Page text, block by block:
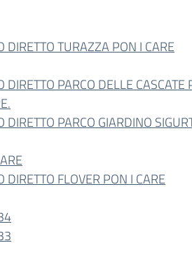
TURAZZA PON I CARE
PARCO DELLE CASCATE
PARCO GIARDINO
FLOVER PON I CARE